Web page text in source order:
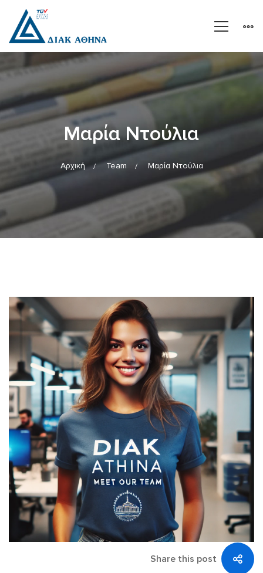
Μαρία Ντούλια
Αρχική Team Μαρία Ντούλια
Share this post